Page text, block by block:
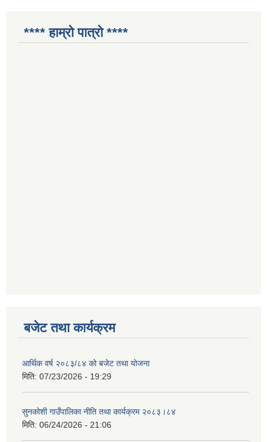
**** हाम्रो पात्रो ****
बजेट तथा कार्यक्रम
आर्थिक वर्ष २०८३/८४ को बजेट तथा योजना
मिति: 07/23/2026 - 19:29
सुनकोशी गाउँपालिका नीति तथा कार्यक्रम २०८३।८४
मिति: 06/24/2026 - 21:06